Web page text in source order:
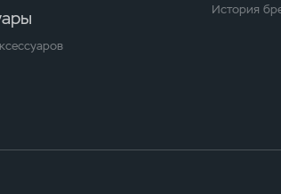
История